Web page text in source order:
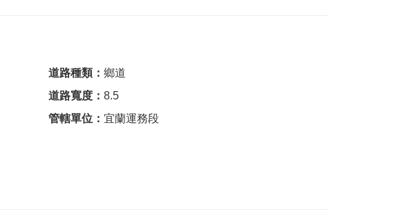
道路種類： 鄉道
道路寬度： 8.5
管轄單位： 宜蘭運務段